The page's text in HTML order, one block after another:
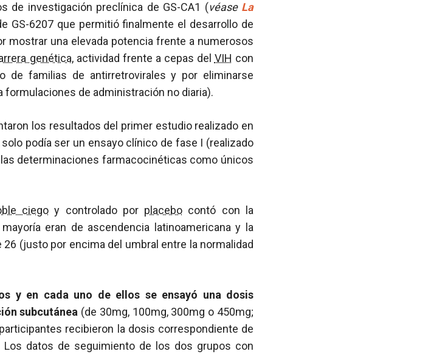
de investigación preclínica de GS-CA1 (véase La
GS-6207 que permitió finalmente el desarrollo de
mostrar una elevada potencia frente a numerosos
genética, actividad frente a cepas del VIH con
de familias de antirretrovirales y por eliminarse
formulaciones de administración no diaria).
los resultados del primer estudio realizado en
podía ser un ensayo clínico de fase I (realizado
determinaciones farmacocinéticas como únicos
ciego y controlado por placebo contó con la
eran de ascendencia latinoamericana y la
(justo por encima del umbral entre la normalidad
y en cada uno de ellos se ensayó una dosis
subcutánea (de 30mg, 100mg, 300mg o 450mg;
recibieron la dosis correspondiente de
Los datos de seguimiento de los dos grupos con